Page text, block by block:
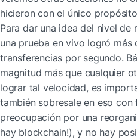
hicieron con el único
Para dar una idea del nivel de
una prueba en vivo logró más
transferencias por segundo.
magnitud más que cualquier
lograr tal velocidad, es
también sobresale en eso
preocupación por una
hay blockchain!), y no hay